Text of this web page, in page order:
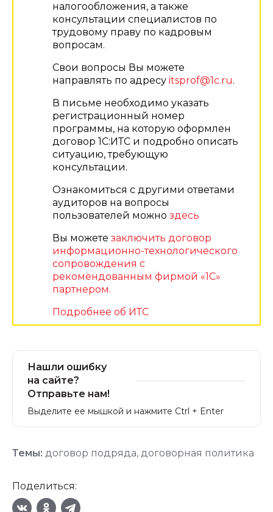
налогообложения, а также
консультации специалистов по
трудовому праву по кадровым
вопросам.
Свои вопросы Вы можете
направлять по адресу itsprof@1c.ru.
В письме необходимо указать
регистрационный номер
программы, на которую оформлен
договор 1С:ИТС и подробно описать
ситуацию, требующую
консультации.
Ознакомиться с другими ответами
аудиторов на вопросы
пользователей можно здесь
Вы можете заключить договор
информационно-технологического
сопровождения с
рекомендованным фирмой «1С»
партнером.
Подробнее об ИТС
Нашли ошибку
на сайте?
Отправьте нам!
Выделите ее мышкой и нажмите Ctrl + Enter
Темы: договор подряда, договорная политика
Поделиться: